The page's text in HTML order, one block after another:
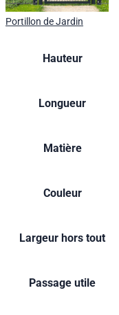
Portillon de Jardin
Hauteur
Longueur
Matière
Couleur
Largeur hors tout
Passage utile